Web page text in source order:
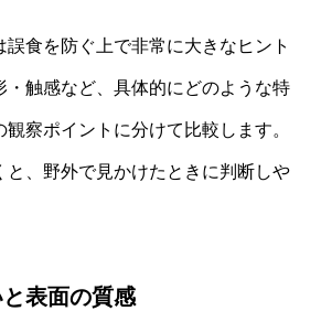
誤食を防ぐ上で非常に大きなヒント
・触感など、具体的にどのような特
察ポイントに分けて比較します。
と、野外で見かけたときに判断しや
表面の質感